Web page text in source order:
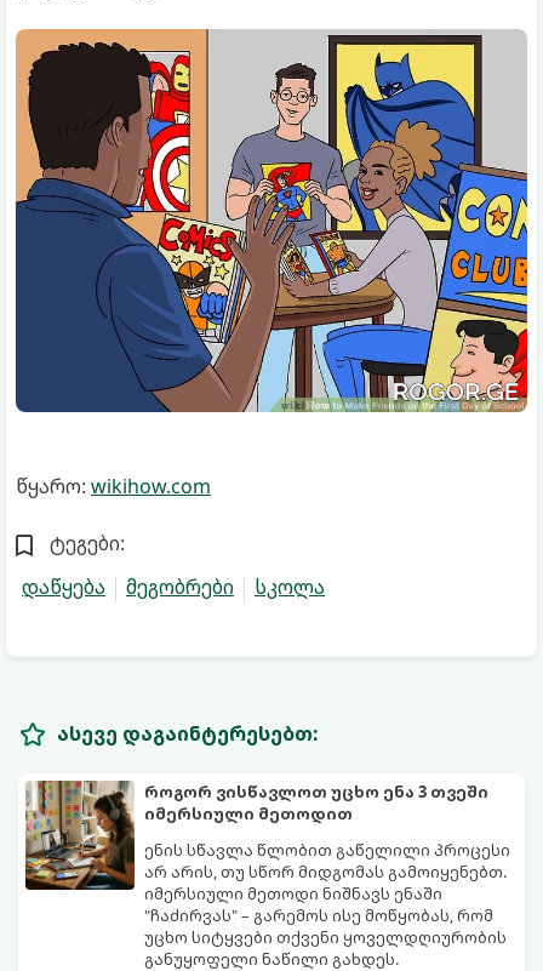
წყარო: wikihow.com
ტეგები:
დაწყება
მეგობრები სკოლა
ასევე დაგაინტერესებთ:
როგორ ვისწავლოთ უცხო ენა 3 თვეში
იმერსიული მეთოდით
ენის სწავლა წლობით გაწელილი პროცესი
არ არის, თუ სწორ მიდგომას გამოიყენებთ.
იმერსიული მეთოდი ნიშნავს ენაში
"ჩაძირვას" – გარემოს ისე მოწყობას, რომ
უცხო სიტყვები თქვენი ყოველდღიურობის
განუყოფელი ნაწილი გახდეს.